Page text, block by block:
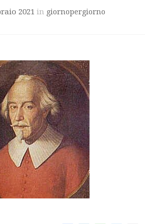
2021 in giornopergiorno